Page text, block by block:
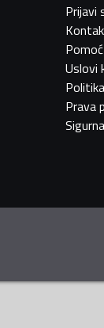
Prijavi
Pomoć
Uslovi
Prava